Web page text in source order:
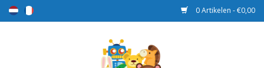
0 Artikelen - €0,00